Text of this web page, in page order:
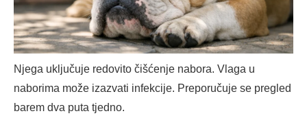
Njega uključuje redovito čišćenje nabora. Vlaga u
naborima može izazvati infekcije. Preporučuje se pregled
barem dva puta tjedno.